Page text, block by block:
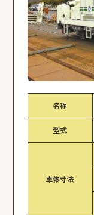
名称
型式
車体寸法